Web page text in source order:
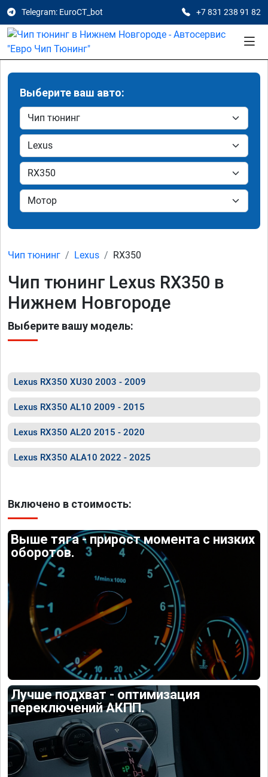
Telegram: EuroCT_bot +7 831 238 91 82
Выберите ваш авто:
Чип тюнинг Lexus RX350
Чип тюнинг Lexus RX350 в
Нижнем Новгороде
Выберите вашу модель:
Lexus RX350 XU30 2003 - 2009
Lexus RX350 AL10 2009 - 2015
Lexus RX350 AL20 2015 - 2020
Lexus RX350 ALA10 2022 - 2025
Включено в стоимость:
Выше тяга - прирост момента с низких
оборотов.
Лучше подхват - оптимизация
переключений АКПП.